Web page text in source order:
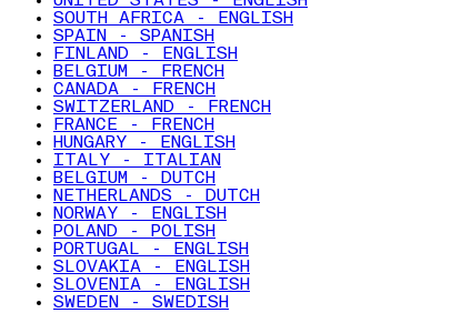
SOUTH AFRICA - ENGLISH
SPAIN - SPANISH
FINLAND - ENGLISH
BELGIUM - FRENCH
CANADA - FRENCH
SWITZERLAND - FRENCH
FRANCE - FRENCH
HUNGARY - ENGLISH
ITALY - ITALIAN
BELGIUM - DUTCH
NETHERLANDS - DUTCH
NORWAY - ENGLISH
POLAND - POLISH
PORTUGAL - ENGLISH
SLOVAKIA - ENGLISH
SLOVENIA - ENGLISH
SWEDEN - SWEDISH